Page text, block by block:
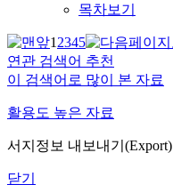
목차보기
12345
연관 검색어 추천
이 검색어로 많이 본 자료
활용도 높은 자료
서지정보 내보내기(Export)
닫기